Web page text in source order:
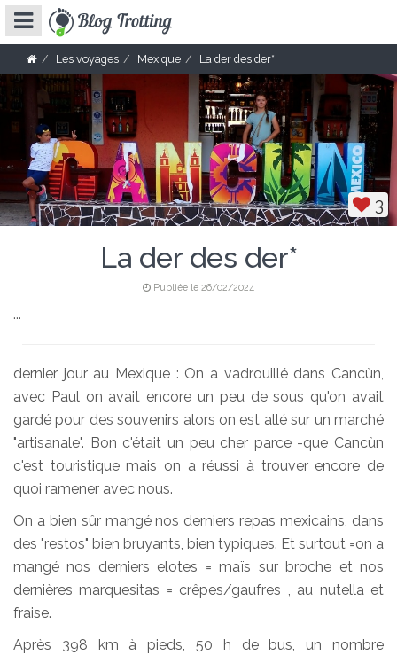
Les voyages Mexique La der des der*
3
La der des der*
Publiée le 26/02/2024
...
dernier jour au Mexique : On a vadrouillé dans Cancùn,
avec Paul on avait encore un peu de sous qu'on avait
gardé pour des souvenirs alors on est allé sur un marché
"artisanale". Bon c'était un peu cher parce -que Cancùn
c'est touristique mais on a réussi à trouver encore de
quoi ramener avec nous.
On a bien sûr mangé nos derniers repas mexicains, dans
des "restos" bien bruyants, bien typiques. Et surtout =on a
mangé nos derniers elotes = maïs sur broche et nos
dernières marquesitas = crêpes/gaufres , au nutella et
fraise.
Après 398 km à pieds, 50 h de bus, un nombre